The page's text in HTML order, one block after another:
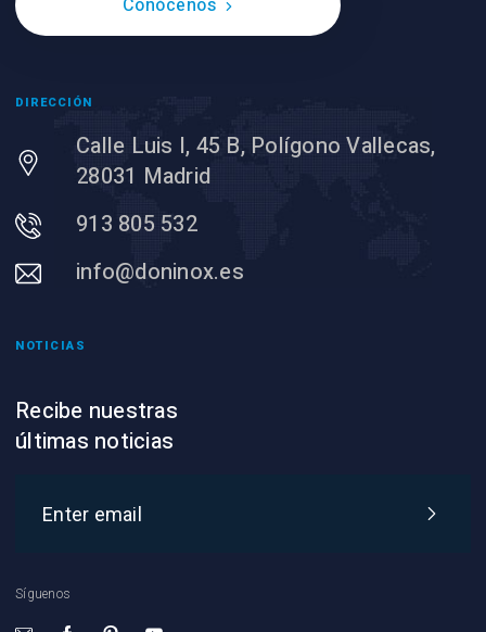
Conócenos
DIRECCIÓN
Calle Luis I, 45 B, Polígono Vallecas,
28031 Madrid
913 805 532
info@doninox.es
NOTICIAS
Recibe nuestras
últimas noticias
Síguenos